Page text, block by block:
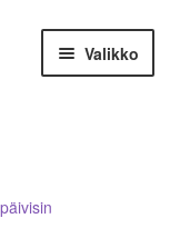
Valikko